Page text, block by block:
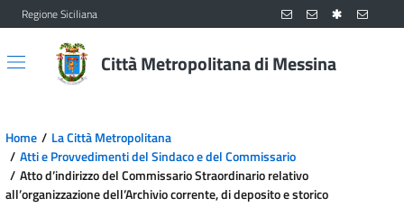
Vai al contenuto principale
Vai al menu principale
Regione Siciliana
Città Metropolitana di Messina
Home
La Città Metropolitana
Atti e Provvedimenti del Sindaco e del Commissario
Atto d’indirizzo del Commissario Straordinario relativo
all’organizzazione dell’Archivio corrente, di deposito e storico